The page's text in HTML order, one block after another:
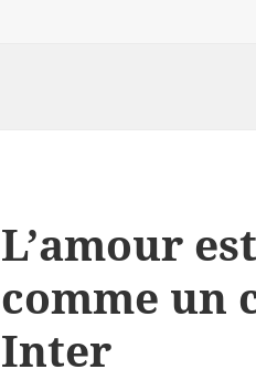
L’amour
comme un
Inter